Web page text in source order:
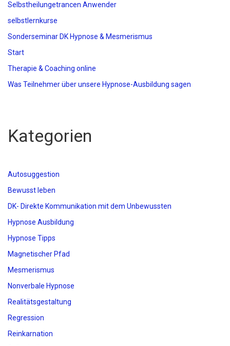
Selbstheilungetrancen Anwender
selbstlernkurse
Sonderseminar DK Hypnose & Mesmerismus
Start
Therapie & Coaching online
Was Teilnehmer über unsere Hypnose-Ausbildung sagen
Kategorien
Autosuggestion
Bewusst leben
DK- Direkte Kommunikation mit dem Unbewussten
Hypnose Ausbildung
Hypnose Tipps
Magnetischer Pfad
Mesmerismus
Nonverbale Hypnose
Realitätsgestaltung
Regression
Reinkarnation